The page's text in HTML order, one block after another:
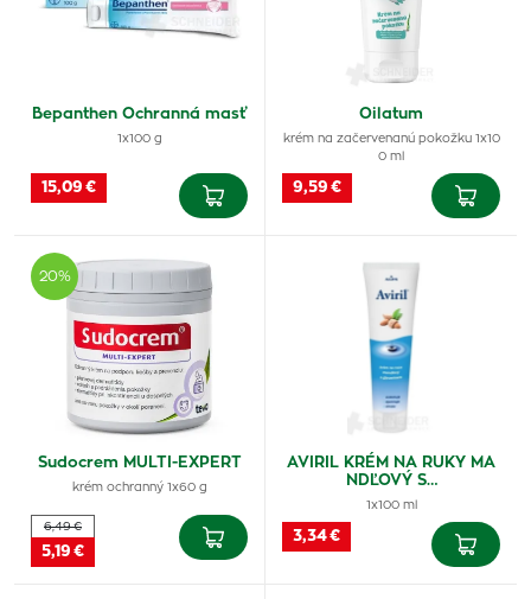
Bepanthen Ochranná masť
1x100 g
15,09 €
Oilatum
krém na začervenanú pokožku 1x10
0 ml
9,59 €
20%
Sudocrem MULTI-EXPERT
krém ochranný 1x60 g
6,49 €
5,19 €
AVIRIL KRÉM NA RUKY MA
NDĽOVÝ S…
1x100 ml
3,34 €